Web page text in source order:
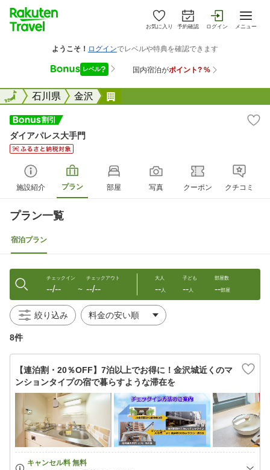
お気に入り 予約確認 ログイン メニュー
全国石川県 金沢
全国
ダイアパレス大手門
施設紹介 プラン 部屋 写真 クーポン クチコミ
プラン一覧
宿泊プラン
チェックイン
--/-- 〜
チェックアウト
--/--
大人
--人
子ども
--人
部屋数
--部屋
絞り込み
8件
【連泊割・20％OFF】7泊以上でお得に！金沢城近くのマ
ンションタイプの宿で暮らすような滞在を